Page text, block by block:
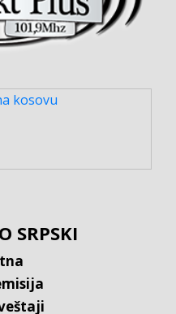
SRPSKI